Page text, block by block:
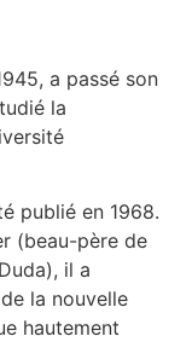
a passé son
la
publié en 1968.
(beau-père de
il a
la nouvelle
hautement